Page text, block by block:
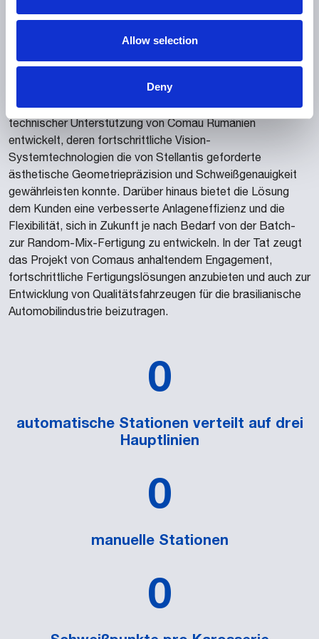
Allow selection
Deny
Kreativität, des Engagements und des Einsatzes der
virtuellen Inbetriebnahme und Prozesssimulation von
Comau konnte das Team die Lieferziele vor Ort trotz des
Die innovative Lösung wurde von Comau Brasilien mit
technischer Unterstützung von Comau Rumänien
entwickelt, deren fortschrittliche Vision-
Systemtechnologien die von Stellantis geforderte
ästhetische Geometriepräzision und Schweißgenauigkeit
gewährleisten konnte. Darüber hinaus bietet die Lösung
dem Kunden eine verbesserte Anlageneffizienz und die
Flexibilität, sich in Zukunft je nach Bedarf von der Batch-
zur Random-Mix-Fertigung zu entwickeln. In der Tat zeugt
das Projekt von Comaus anhaltendem Engagement,
fortschrittliche Fertigungslösungen anzubieten und auch zur
Entwicklung von Qualitätsfahrzeugen für die brasilianische
Automobilindustrie beizutragen.
0
automatische Stationen verteilt auf drei
Hauptlinien
0
manuelle Stationen
0